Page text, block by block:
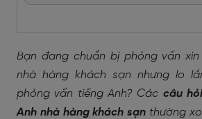
Bạn đang chuẩn bị phỏng vấn
nhà hàng khách sạn nhưng lo
phỏng vấn tiếng Anh? Các câu
Anh nhà hàng khách sạn thường